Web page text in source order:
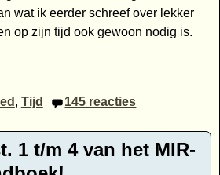
wat ik eerder schreef over lekker
op zijn tijd ook gewoon nodig is.
, Tijd 145 reacties
1 t/m 4 van het MIR-